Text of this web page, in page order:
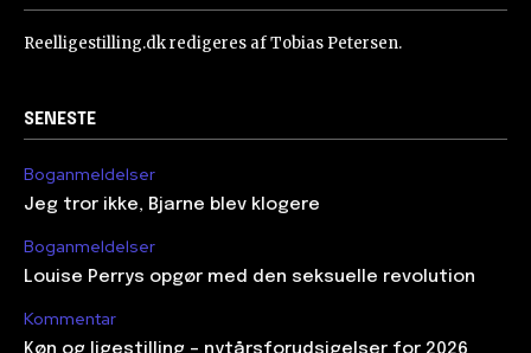
Reelligestilling.dk redigeres af Tobias Petersen.
SENESTE
Boganmeldelser
Jeg tror ikke, Bjarne blev klogere
Boganmeldelser
Louise Perrys opgør med den seksuelle revolution
Kommentar